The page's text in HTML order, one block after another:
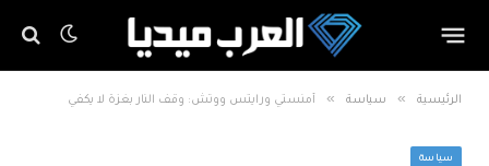
الرئيسية » سياسة » أمنستي ورايتس ووتش: وقف النار بغزة لا يكفي
سياسة